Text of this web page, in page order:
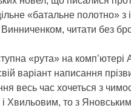
«батальне полотно» з
Винниченком, читати без
«рута» на комп’ютері
варіант написання
весь час хочеться з
Хвильовим, то з